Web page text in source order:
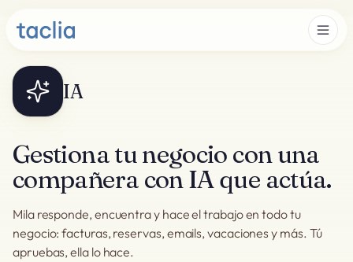
IA
Gestiona tu negocio con una
compañera con IA que actúa.
Mila responde, encuentra y hace el trabajo en todo tu
negocio: facturas, reservas, emails, vacaciones y más. Tú
apruebas, ella lo hace.